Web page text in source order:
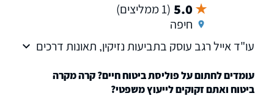
5.0 (1 ממליצים)
חיפה
עו"ד אייל רגב עוסק בתביעות נזיקין, תאונות דרכים
סיעוד, רכוש ועוד).
עומדים לחתום על פוליסת ביטוח חיים? קרה מקרה
ביטוח ואתם זקוקים לייעוץ משפטי?